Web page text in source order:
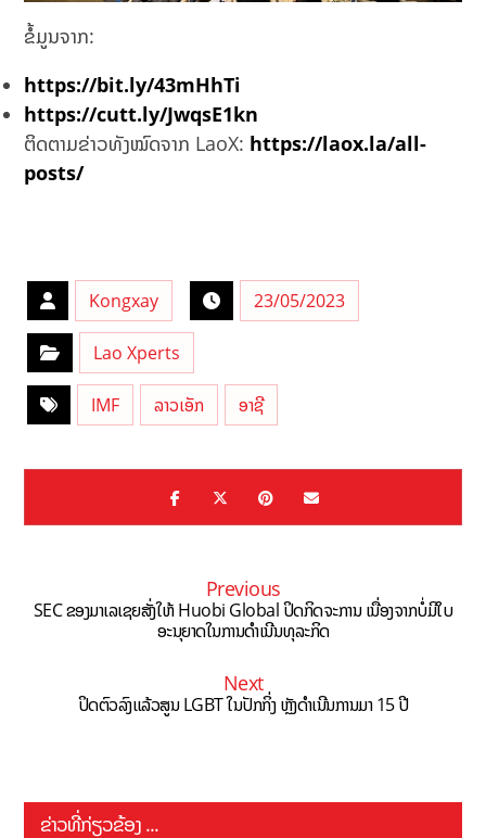
ຂໍ້ມູນຈາກ:
https://bit.ly/43mHhTi
https://cutt.ly/JwqsE1kn
ຕິດຕາມຂ່າວທັງໝົດຈາກ LaoX: https://laox.la/all-
posts/
Kongxay 23/05/2023
Lao Xperts
IMF ລາວເອັກ ອາຊີ
Previous
SEC ຂອງມາເລເຊຍສັ່ງໃຫ້ Huobi Global ປິດກິດຈະການ ເນື່ອງຈາກບໍ່ມີໃບ
ອະນຸຍາດໃນການດຳເນີນທຸລະກິດ
Next
ປິດຕົວລົງແລ້ວສູນ LGBT ໃນປັກກິ່ງ ຫຼັງດຳເນີນການມາ 15 ປີ
ຂ່າວທີ່ກ່ຽວຂ້ອງ ...